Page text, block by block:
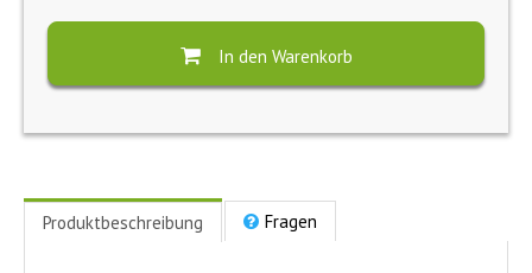
In den Warenkorb
Produktbeschreibung Fragen